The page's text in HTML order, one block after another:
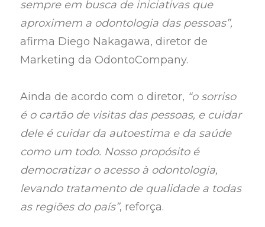
sempre em busca de iniciativas que
aproximem a odontologia das pessoas”,
afirma Diego Nakagawa, diretor de
Marketing da OdontoCompany.
Ainda de acordo com o diretor, “o sorriso
é o cartão de visitas das pessoas, e cuidar
dele é cuidar da autoestima e da saúde
como um todo. Nosso propósito é
democratizar o acesso à odontologia,
levando tratamento de qualidade a todas
as regiões do país”, reforça.